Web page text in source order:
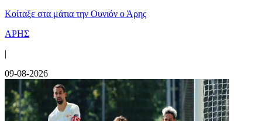
Κοίταξε στα μάτια την Ουνιόν ο Άρης
ΑΡΗΣ
|
09-08-2026